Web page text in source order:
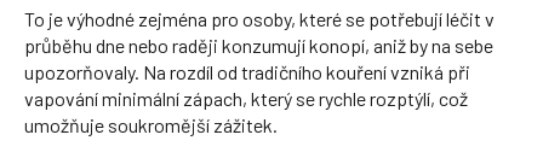
To je výhodné zejména pro osoby, které se potřebují léčit v
průběhu dne nebo raději konzumují konopí, aniž by na sebe
upozorňovaly. Na rozdíl od tradičního kouření vzniká při
vapování minimální zápach, který se rychle rozptýlí, což
umožňuje soukromější zážitek.